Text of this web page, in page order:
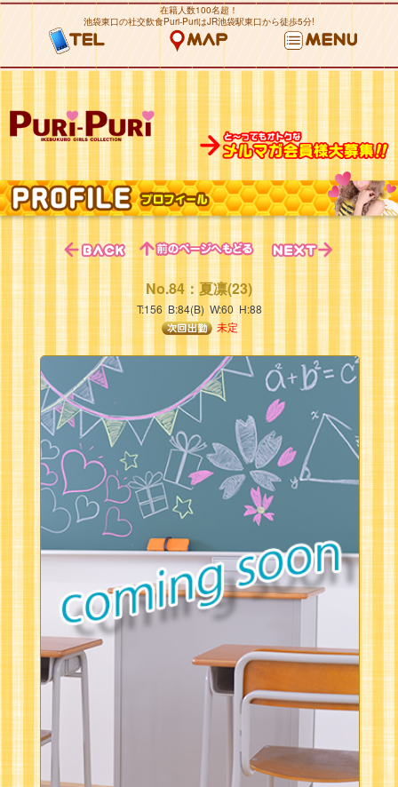
在籍人数100名超！
池袋東口の社交飲食Puri-PuriはJR池袋駅東口から徒歩5分!
No.84：夏凛(23)
T:156 B:84(B) W:60 H:88
未定